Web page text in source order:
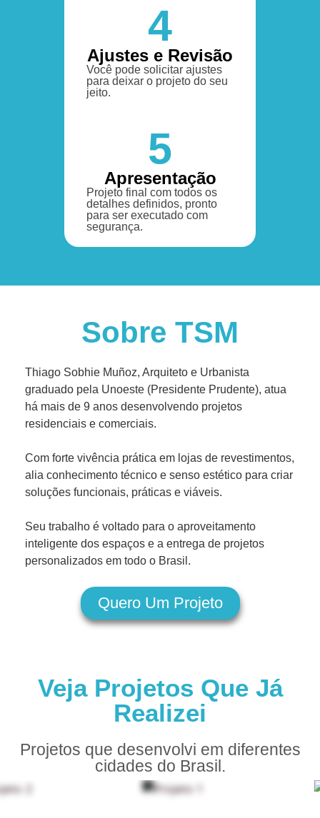
4
Ajustes e Revisão
Você pode solicitar ajustes
para deixar o projeto do seu
jeito.
5
Apresentação
Projeto final com todos os
detalhes definidos, pronto
para ser executado com
segurança.
Sobre TSM
Thiago Sobhie Muñoz, Arquiteto e Urbanista
graduado pela Unoeste (Presidente Prudente), atua
há mais de 9 anos desenvolvendo projetos
residenciais e comerciais.
Com forte vivência prática em lojas de revestimentos,
alia conhecimento técnico e senso estético para criar
soluções funcionais, práticas e viáveis.
Seu trabalho é voltado para o aproveitamento
inteligente dos espaços e a entrega de projetos
personalizados em todo o Brasil.
Quero Um Projeto
Veja Projetos Que Já
Realizei
Projetos que desenvolvi em diferentes
cidades do Brasil.